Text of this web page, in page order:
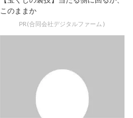
このままか
PR(合同会社デジタルファーム )